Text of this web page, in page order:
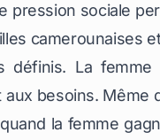
pression sociale
camerounaises
définis. La femme
aux besoins. Même
la femme